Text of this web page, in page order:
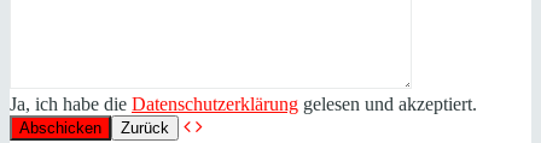
Ja, ich habe die Datenschutzerklärung gelesen und akzeptiert.
Zurück